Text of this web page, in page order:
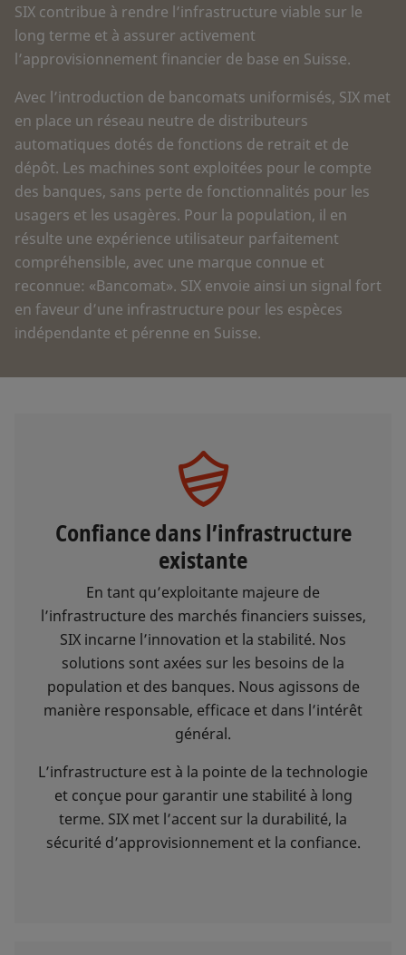
SIX contribue à rendre l’infrastructure viable sur le
long terme et à assurer activement
l’approvisionnement financier de base en Suisse.
Avec l’introduction de bancomats uniformisés, SIX met
en place un réseau neutre de distributeurs
automatiques dotés de fonctions de retrait et de
dépôt. Les machines sont exploitées pour le compte
des banques, sans perte de fonctionnalités pour les
usagers et les usagères. Pour la population, il en
résulte une expérience utilisateur parfaitement
compréhensible, avec une marque connue et
reconnue: «Bancomat». SIX envoie ainsi un signal fort
en faveur d’une infrastructure pour les espèces
indépendante et pérenne en Suisse.
Confiance dans l’infrastructure
existante
En tant qu’exploitante majeure de
l’infrastructure des marchés financiers suisses,
SIX incarne l’innovation et la stabilité. Nos
solutions sont axées sur les besoins de la
population et des banques. Nous agissons de
manière responsable, efficace et dans l’intérêt
général.
L’infrastructure est à la pointe de la technologie
et conçue pour garantir une stabilité à long
terme. SIX met l’accent sur la durabilité, la
sécurité d’approvisionnement et la confiance.